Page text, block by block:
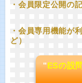
・会員限定公開の
・会員専用機能が
ど）
"ESの設